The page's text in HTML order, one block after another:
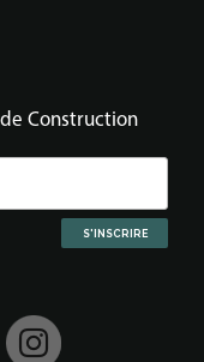
Construction